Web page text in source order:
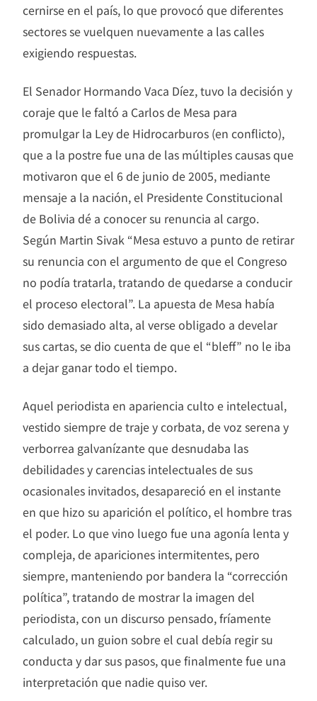
cernirse en el país, lo que provocó que diferentes
sectores se vuelquen nuevamente a las calles
exigiendo respuestas.
El Senador Hormando Vaca Díez, tuvo la decisión y
coraje que le faltó a Carlos de Mesa para
promulgar la Ley de Hidrocarburos (en conflicto),
que a la postre fue una de las múltiples causas que
motivaron que el 6 de junio de 2005, mediante
mensaje a la nación, el Presidente Constitucional
de Bolivia dé a conocer su renuncia al cargo.
Según Martin Sivak “Mesa estuvo a punto de retirar
su renuncia con el argumento de que el Congreso
no podía tratarla, tratando de quedarse a conducir
el proceso electoral”. La apuesta de Mesa había
sido demasiado alta, al verse obligado a develar
sus cartas, se dio cuenta de que el “bleff” no le iba
a dejar ganar todo el tiempo.
Aquel periodista en apariencia culto e intelectual,
vestido siempre de traje y corbata, de voz serena y
verborrea galvanízante que desnudaba las
debilidades y carencias intelectuales de sus
ocasionales invitados, desapareció en el instante
en que hizo su aparición el político, el hombre tras
el poder. Lo que vino luego fue una agonía lenta y
compleja, de apariciones intermitentes, pero
siempre, manteniendo por bandera la “corrección
política”, tratando de mostrar la imagen del
periodista, con un discurso pensado, fríamente
calculado, un guion sobre el cual debía regir su
conducta y dar sus pasos, que finalmente fue una
interpretación que nadie quiso ver.